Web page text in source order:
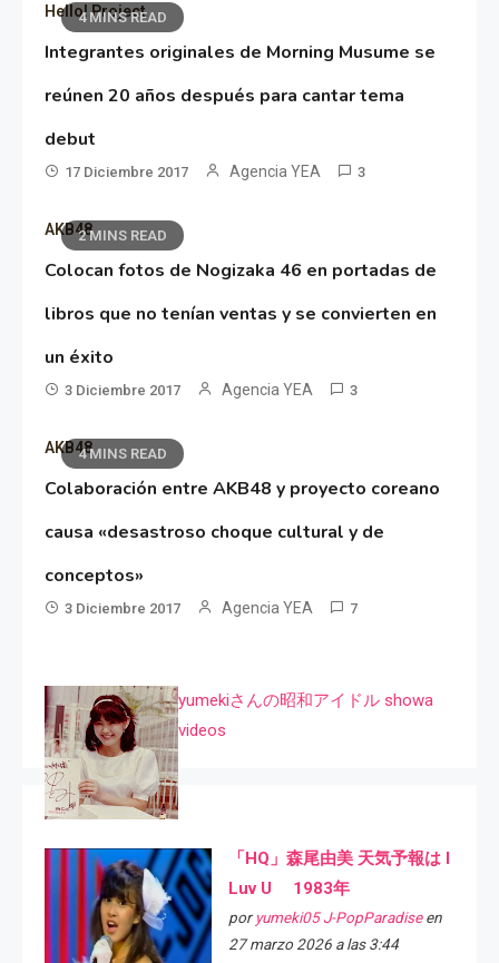
4 MINS READ
Hello! Project
Integrantes originales de Morning Musume se
reúnen 20 años después para cantar tema
debut
17 Diciembre 2017 Agencia YEA 3
2 MINS READ
AKB48
Colocan fotos de Nogizaka 46 en portadas de
libros que no tenían ventas y se convierten en
un éxito
3 Diciembre 2017 Agencia YEA 3
4 MINS READ
AKB48
Colaboración entre AKB48 y proyecto coreano
causa «desastroso choque cultural y de
conceptos»
3 Diciembre 2017 Agencia YEA 7
yumekiさんの昭和アイドル showa
videos
「HQ」森尾由美 天気予報は I
Luv U 1983年
por yumeki05 J-PopParadiseen
27 marzo 2026 a las 3:44